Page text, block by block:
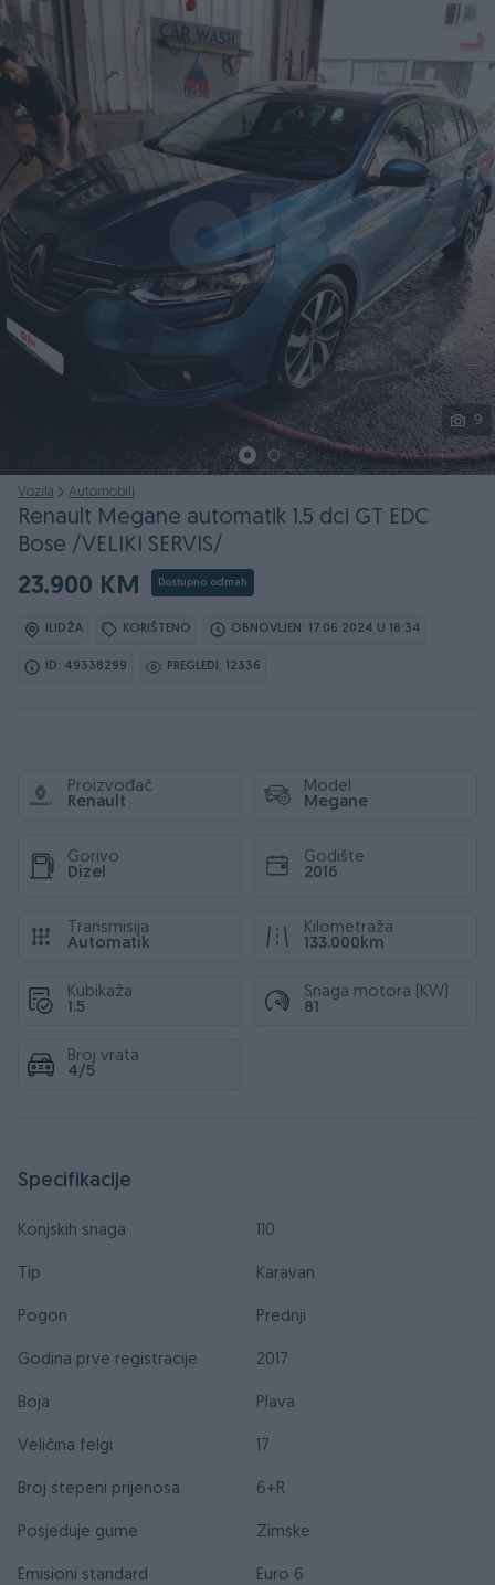
9
Vozila Automobili
Renault Megane automatik 1.5 dci GT EDC
Bose /VELIKI SERVIS/
23.900 KM Dostupno odmah
ILIDŽA KORIŠTENO OBNOVLJEN: 17.06.2024 U 18:34
ID: 49338299 PREGLEDI: 12336
Proizvođač
Renault
Model
Megane
Gorivo
Dizel
Godište
2016
Transmisija
Automatik
Kilometraža
133.000km
Kubikaža
1.5
Snaga motora (KW)
81
Broj vrata
4/5
Specifikacije
Konjskih snaga 110
Tip Karavan
Pogon Prednji
Godina prve registracije 2017
Boja Plava
Veličina felgi 17
Broj stepeni prijenosa 6+R
Posjeduje gume Zimske
Emisioni standard Euro 6